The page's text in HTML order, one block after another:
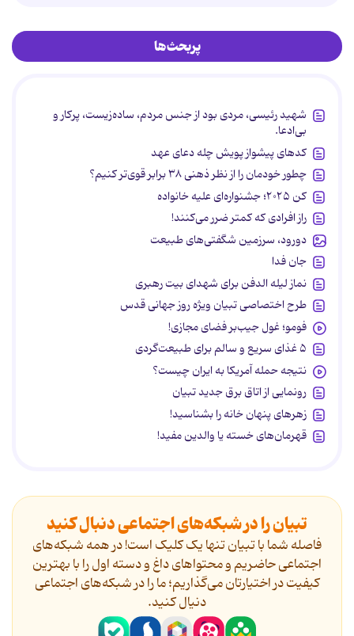
پربحث‌ها
شهید رئیسی، مردی بود از جنس مردم، ساده‌زیست، پرکار و
بی‌ادعا.
کدهای پیشواز پویش چله دعای عهد
چطور خودمان را از نظر ذهنی ۳۸ برابر قوی‌تر کنیم؟
کن ۲۰۲۵؛ جشنواره‌ای علیه خانواده
راز افرادی که کمتر ضرر می‌کنند!
دورود، سرزمین شگفتی‌های طبیعت
جان فدا
نماز لیله الدفن برای شهدای بیت رهبری
طرح اختصاصی تبیان ویژه روز جهانی قدس
فومو؛ غول جیب‌بر فضای مجازی!
۵ غذای سریع و سالم برای طبیعت‌گردی
نتیجه حمله آمریکا به ایران چیست؟
رونمایی از اتاق برق جدید تبیان
زهرهای پنهان خانه را بشناسید!
قهرمان‌های خسته یا والدین مفید!
تبیان را در شبکه‌های اجتماعی دنبال کنید
فاصله شما با تبیان تنها یک کلیک است! در همه شبکه‌های
اجتماعی حاضریم و محتواهای داغ و دسته اول را با بهترین
کیفیت در اختیارتان می‌گذاریم؛ ما را در شبکه‌های اجتماعی
دنیال کنید.